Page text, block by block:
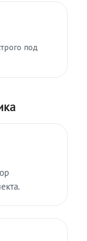
под